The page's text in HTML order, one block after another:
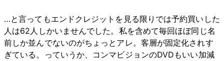
…と言ってもエンドクレジットを見る限りでは予約買いした
人は62人しかいませんでした。私を含めて毎回ほぼ同じ名
前しか並んでないのがちょっとアレ。客層が固定化されす
ぎている。っていうか、コンマビジョンのDVDもいい加減